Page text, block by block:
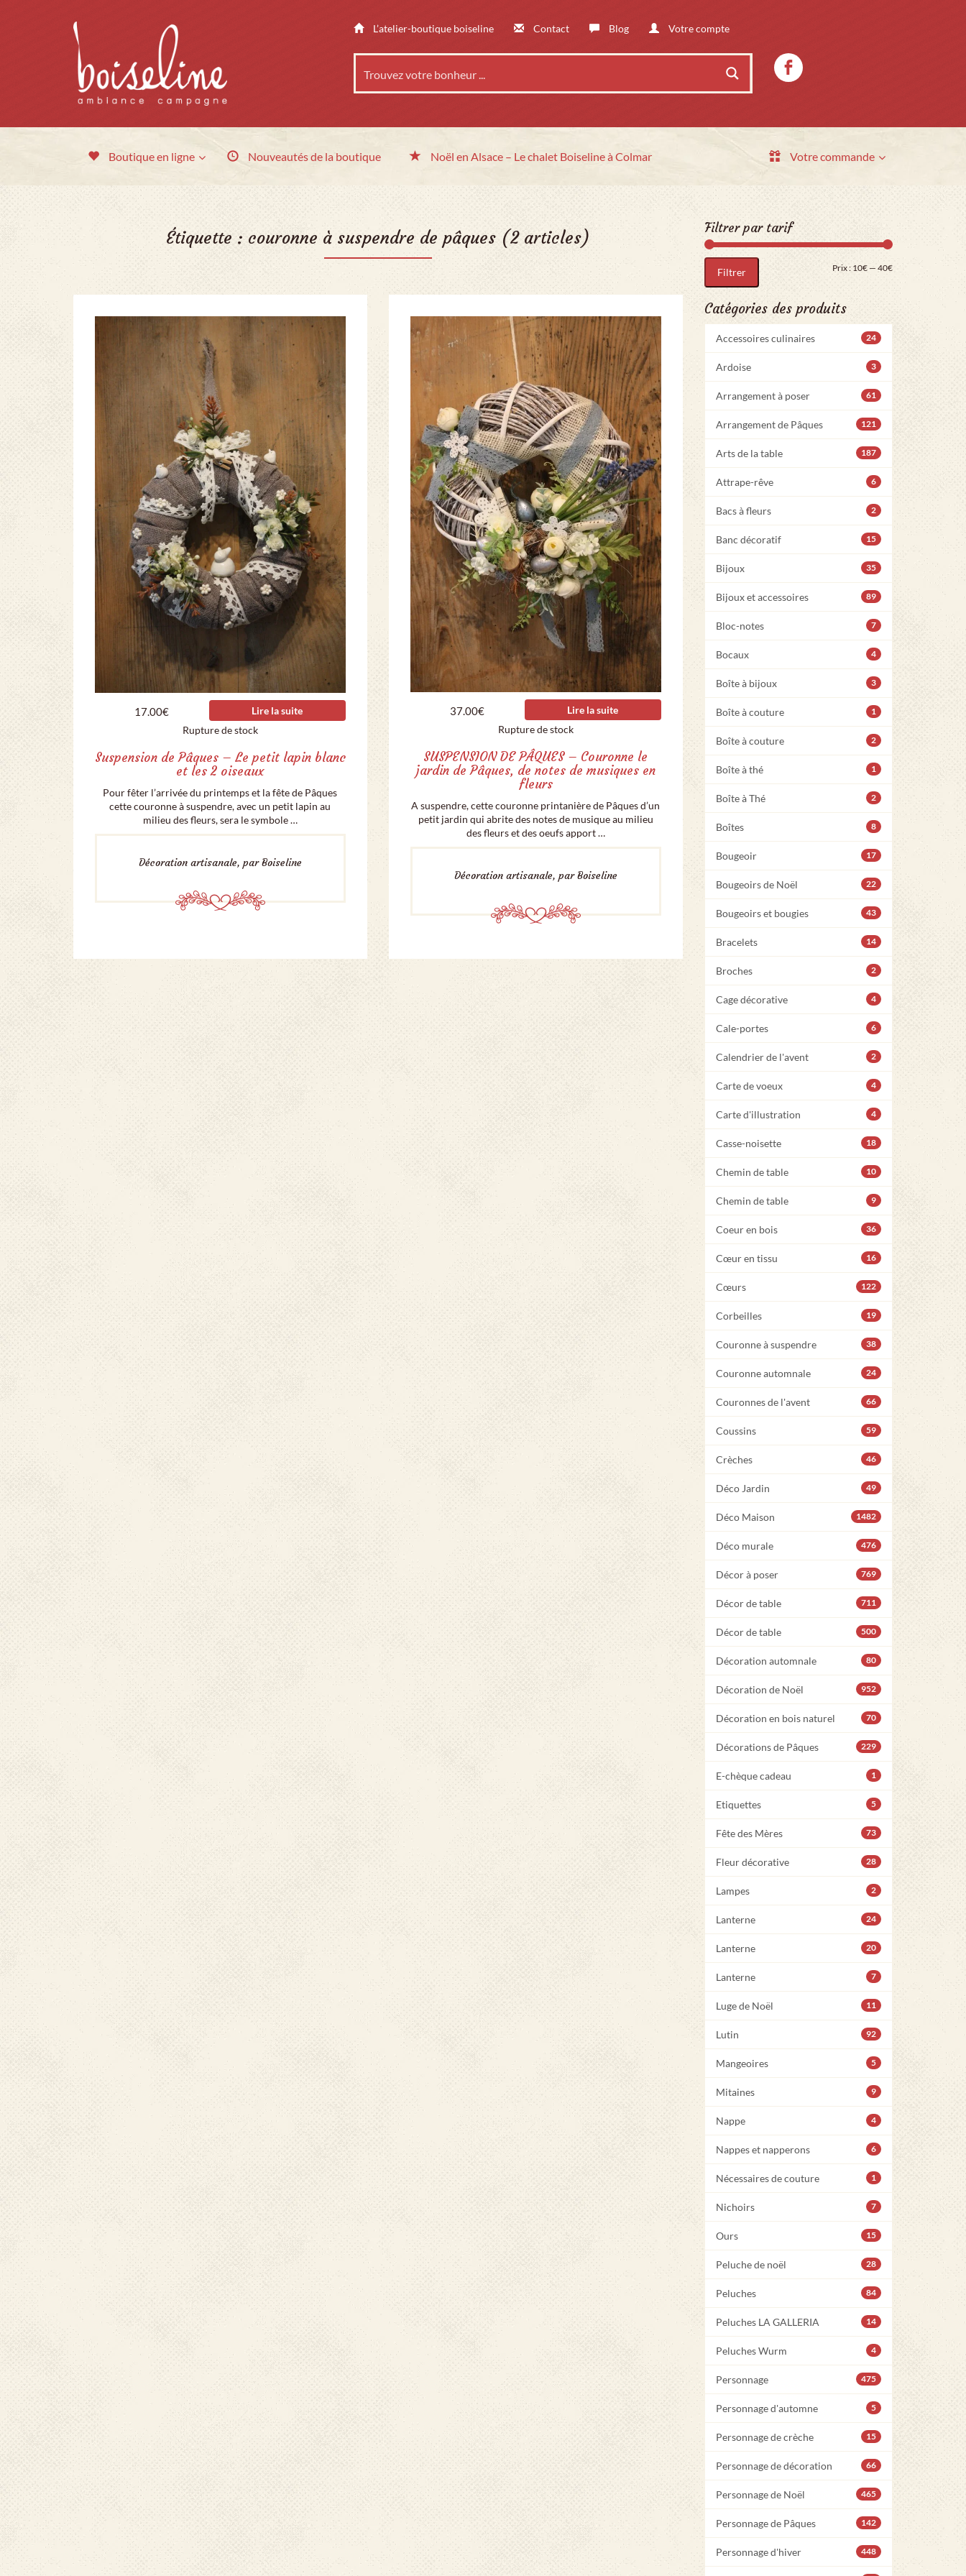
L’atelier-boutique boiseline Contact Blog Votre compte
Boutique en ligne Nouveautésde la boutique Noël en Alsace – Le chalet Boiseline à Colmar Votre commande
Étiquette : couronne à suspendre de pâques (2 articles)
17.00€
Lire la suite
Rupture de stock
Suspension de Pâques – Le petit lapin blanc
et les 2 oiseaux
Pour fêter l’arrivée du printemps et la fête de Pâques
cette couronne à suspendre, avec un petit lapin au
milieu des fleurs, sera le symbole …
Décoration artisanale, par Boiseline
37.00€
Lire la suite
Rupture de stock
SUSPENSION DE PÂQUES – Couronne le
jardin de Pâques, de notes de musiques en
fleurs
A suspendre, cette couronne printanière de Pâques d’un
petit jardin qui abrite des notes de musique au milieu
des fleurs et des oeufs apport …
Décoration artisanale, par Boiseline
Filtrer par tarif
Prix min
Prix max
Filtrer Prix : 10€ — 40€
Catégories des produits
Accessoires culinaires 24
Ardoise 3
Arrangement à poser 61
Arrangement de Pâques 121
Arts de la table 187
Attrape-rêve 6
Bacs à fleurs 2
Banc décoratif 15
Bijoux 35
Bijoux et accessoires 89
Bloc-notes 7
Bocaux 4
Boîte à bijoux 3
Boîte à couture 1
Boîte à couture 2
Boîte à thé 1
Boîte à Thé 2
Boîtes 8
Bougeoir 17
Bougeoirs de Noël 22
Bougeoirs et bougies 43
Bracelets 14
Broches 2
Cage décorative 4
Cale-portes 6
Calendrier de l'avent 2
Carte de voeux 4
Carte d'illustration 4
Casse-noisette 18
Chemin de table 10
Chemin de table 9
Coeur en bois 36
Cœur en tissu 16
Cœurs 122
Corbeilles 19
Couronne à suspendre 38
Couronne automnale 24
Couronnes de l'avent 66
Coussins 59
Crèches 46
Déco Jardin 49
Déco Maison 1482
Déco murale 476
Décor à poser 769
Décor de table 711
Décor de table 500
Décoration automnale 80
Décoration de Noël 952
Décoration en bois naturel 70
Décorations de Pâques 229
E-chèque cadeau 1
Etiquettes 5
Fête des Mères 73
Fleur décorative 28
Lampes 2
Lanterne 24
Lanterne 20
Lanterne 7
Luge de Noël 11
Lutin 92
Mangeoires 5
Mitaines 9
Nappe 4
Nappes et napperons 6
Nécessaires de couture 1
Nichoirs 7
Ours 15
Peluche de noël 28
Peluches 84
Peluches LA GALLERIA 14
Peluches Wurm 4
Personnage 475
Personnage d'automne 5
Personnage de crèche 15
Personnage de décoration 66
Personnage de Noël 465
Personnage de Pâques 142
Personnage d'hiver 448